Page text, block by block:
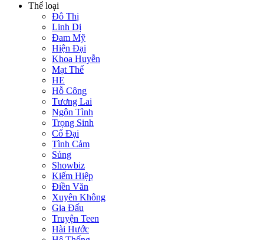
Thể loại
Đô Thị
Linh Dị
Đam Mỹ
Hiện Đại
Khoa Huyễn
Mạt Thế
HE
Hỗ Công
Tương Lai
Ngôn Tình
Trọng Sinh
Cổ Đại
Tình Cảm
Sủng
Showbiz
Kiếm Hiệp
Điền Văn
Xuyên Không
Gia Đấu
Truyện Teen
Hài Hước